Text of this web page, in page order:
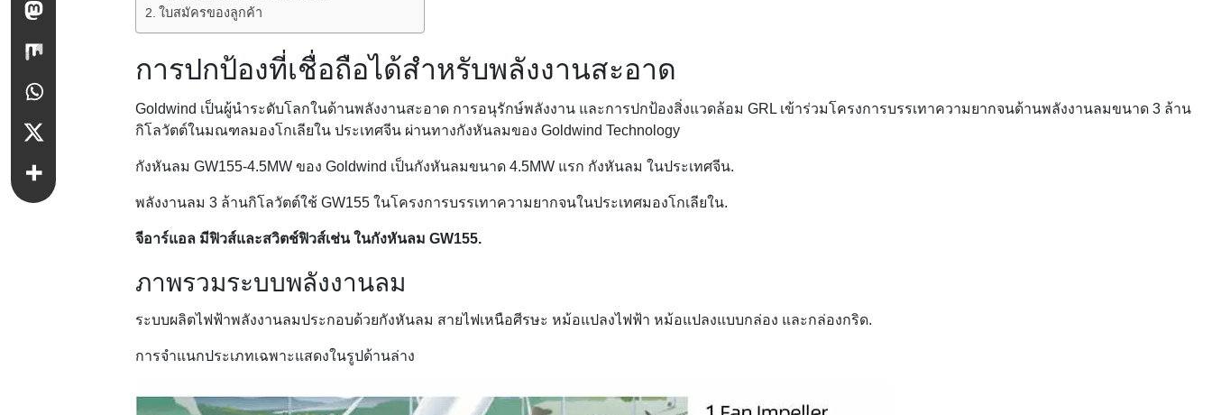
ใบสมัครของลูกค้า
การปกป้องที่เชื่อถือได้สำหรับพลังงานสะอาด
Goldwind เป็นผู้นำระดับโลกในด้านพลังงานสะอาด การอนุรักษ์พลังงาน และการปกป้องสิ่งแวดล้อม GRL เข้าร่วมโครงการบรรเทาความยากจนด้านพลังงานลมขนาด 3 ล้าน
กิโลวัตต์ในมณฑลมองโกเลียใน ประเทศจีน ผ่านทางกังหันลมของ Goldwind Technology
กังหันลม GW155-4.5MW ของ Goldwind เป็นกังหันลมขนาด 4.5MW แรก กังหันลม ในประเทศจีน.
พลังงานลม 3 ล้านกิโลวัตต์ใช้ GW155 ในโครงการบรรเทาความยากจนในประเทศมองโกเลียใน.
จีอาร์แอล มีฟิวส์และสวิตช์ฟิวส์เช่นในกังหันลม GW155.
ภาพรวมระบบพลังงานลม
ระบบผลิตไฟฟ้าพลังงานลมประกอบด้วยกังหันลม สายไฟเหนือศีรษะ หม้อแปลงไฟฟ้า หม้อแปลงแบบกล่อง และกล่องกริด.
การจำแนกประเภทเฉพาะแสดงในรูปด้านล่าง